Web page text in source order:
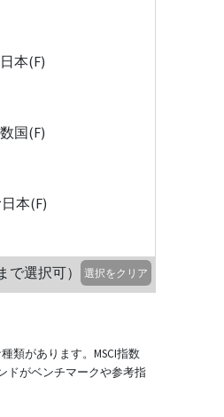
本(F)
国(F)
本(F)
選択可） 選択をクリア
類があります。MSCI指数
ドがベンチマークや参考指